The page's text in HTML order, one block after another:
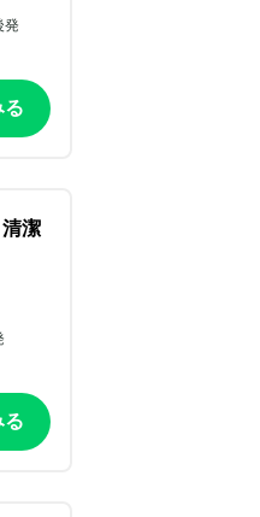
発
る
潔
る